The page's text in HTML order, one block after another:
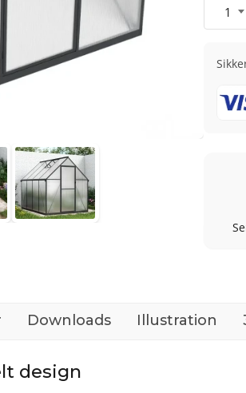
1
Downloads Illustration
design